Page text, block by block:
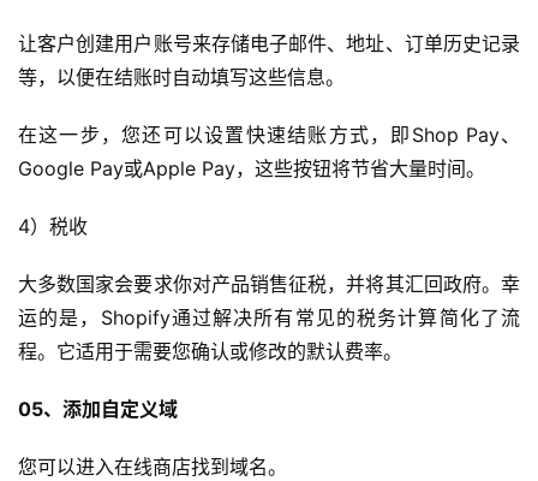
让客户创建用户账号来存储电子邮件、地址、订单历史记录
等，以便在结账时自动填写这些信息。
在这一步，您还可以设置快速结账方式，即Shop Pay、
Google Pay或Apple Pay，这些按钮将节省大量时间。
4）税收
大多数国家会要求你对产品销售征税，并将其汇回政府。幸
运的是，Shopify通过解决所有常见的税务计算简化了流
程。它适用于需要您确认或修改的默认费率。
05、添加自定义域
您可以进入在线商店找到域名。